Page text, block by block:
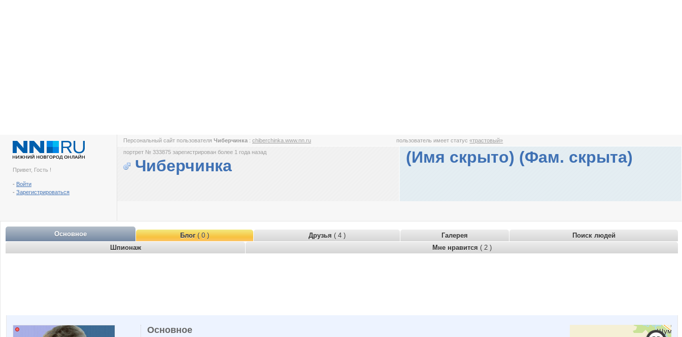
Привет, Гость !
- Войти
- Зарегистрироваться
Персональный сайт пользователя Чиберчинка : chiberchinka.www.nn.ru пользователь имеет статус«трастовый»
портрет № 333875 зарегистрирован более 1 года назад
Чиберчинка (Имя скрыто) (Фам. скрыта)
Основное Блог( 0 ) Друзья ( 4 ) Галерея
Поиск людей
Шпионаж
Мне нравится ( 2 )
Основное